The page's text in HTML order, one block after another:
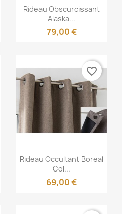
Aperçu rapide
Rideau Obscurcissant
Alaska...
79,00 €
Aperçu rapide
Rideau Occultant Boreal
Col...
69,00 €
favorite_border